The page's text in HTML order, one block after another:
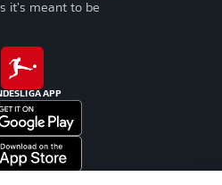
it's meant to be
APP